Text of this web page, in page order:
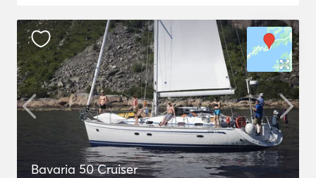
Bavaria 50 Cruiser